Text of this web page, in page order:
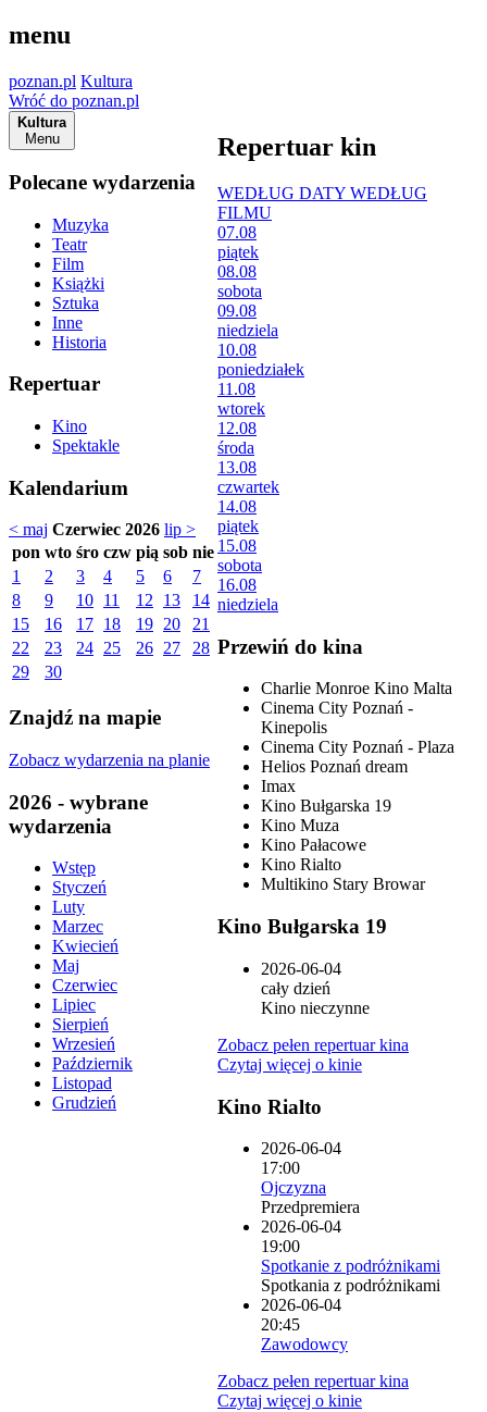
menu
poznan.pl Kultura
Wróć do poznan.pl
Kultura
Menu
Polecane wydarzenia
Muzyka
Teatr
Film
Książki
Sztuka
Inne
Historia
Repertuar
Kino
Spektakle
Kalendarium
< maj Czerwiec 2026 lip >
pon wto śro czw pią sob nie
1
2 3 4 5 6
7
8
9 10 11 12 13
14
15
16 17 18 19 20
21
22
23 24 25 26 27
28
29
30
Znajdź na mapie
Zobacz wydarzenia na planie
2026 - wybrane
wydarzenia
Wstęp
Styczeń
Luty
Marzec
Kwiecień
Maj
Czerwiec
Lipiec
Sierpień
Wrzesień
Październik
Listopad
Grudzień
Repertuar kin
WEDŁUG DATY WEDŁUG
FILMU
07.08
piątek
08.08
sobota
09.08
niedziela
10.08
poniedziałek
11.08
wtorek
12.08
środa
13.08
czwartek
14.08
piątek
15.08
sobota
16.08
niedziela
Przewiń do kina
Charlie Monroe Kino Malta
Cinema City Poznań -
Kinepolis
Cinema City Poznań - Plaza
Helios Poznań dream
Imax
Kino Bułgarska 19
Kino Muza
Kino Pałacowe
Kino Rialto
Multikino Stary Browar
Kino Bułgarska 19
2026-06-04
cały dzień
Kino nieczynne
Zobacz pełen repertuar kina
Czytaj więcej o kinie
Kino Rialto
2026-06-04
17:00
Ojczyzna
Przedpremiera
2026-06-04
19:00
Spotkanie z podróżnikami
Spotkania z podróżnikami
2026-06-04
20:45
Zawodowcy
Zobacz pełen repertuar kina
Czytaj więcej o kinie